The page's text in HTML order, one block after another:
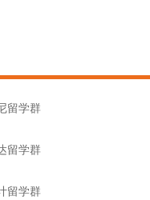
留学群
留学群
留学群